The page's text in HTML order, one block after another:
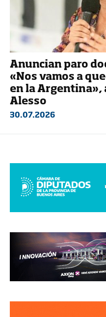
Anuncian paro
«Nos vamos a
en la
Alesso
30.07.2026